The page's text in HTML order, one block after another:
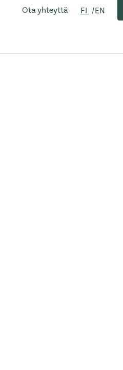
Ota yhteyttä FI EN